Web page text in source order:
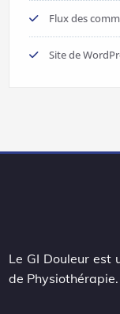
Flux des
Site de
Le GI Douleur est
de Physiothérapie.